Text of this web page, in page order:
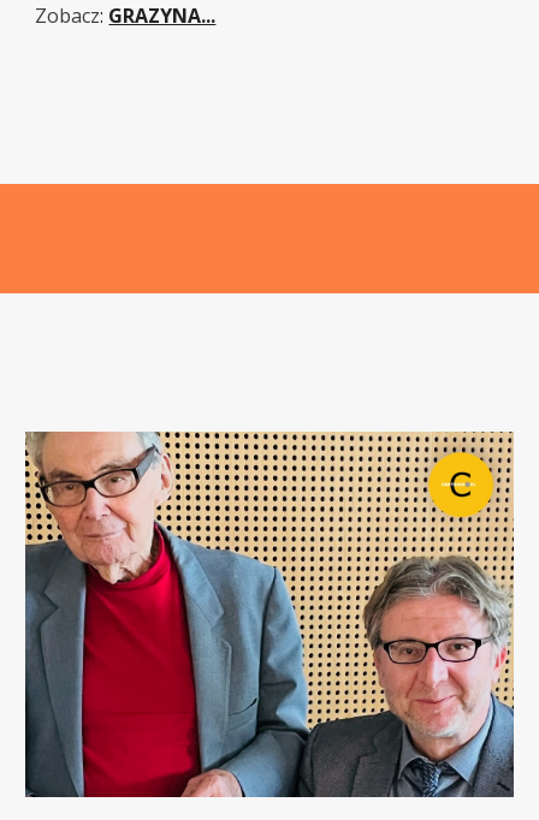
Zobacz: GRAZYNA...